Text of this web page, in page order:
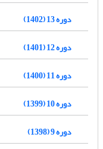
دوره 13 (1402)
دوره 12 (1401)
دوره 11 (1400)
دوره 10 (1399)
دوره 9 (1398)